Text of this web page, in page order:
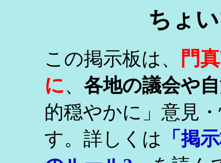
ちょ
この掲示板は、
門
に、 各地の議会や
的穏やかに」意見
す。詳しくは
「掲